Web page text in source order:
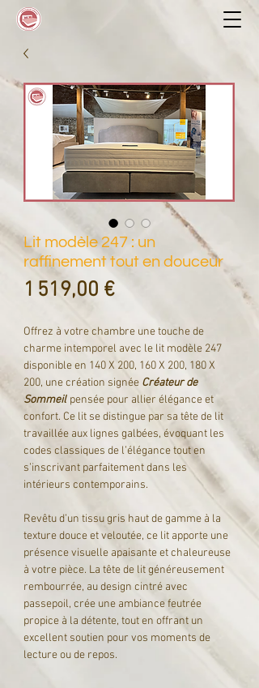
Lit modèle 247 : un
raffinement tout en douceur
1 519,00 €Prix
Offrez à votre chambre une touche de
charme intemporel avec le lit modèle 247
disponible en 140 X 200, 160 X 200, 180 X
200, une création signée Créateur de
Sommeil pensée pour allier élégance et
confort. Ce lit se distingue par sa tête de lit
travaillée aux lignes galbées, évoquant les
codes classiques de l’élégance tout en
s’inscrivant parfaitement dans les
intérieurs contemporains.
Revêtu d’un tissu gris haut de gamme à la
texture douce et veloutée, ce lit apporte une
présence visuelle apaisante et chaleureuse
à votre pièce. La tête de lit généreusement
rembourrée, au design cintré avec
passepoil, crée une ambiance feutrée
propice à la détente, tout en offrant un
excellent soutien pour vos moments de
lecture ou de repos.